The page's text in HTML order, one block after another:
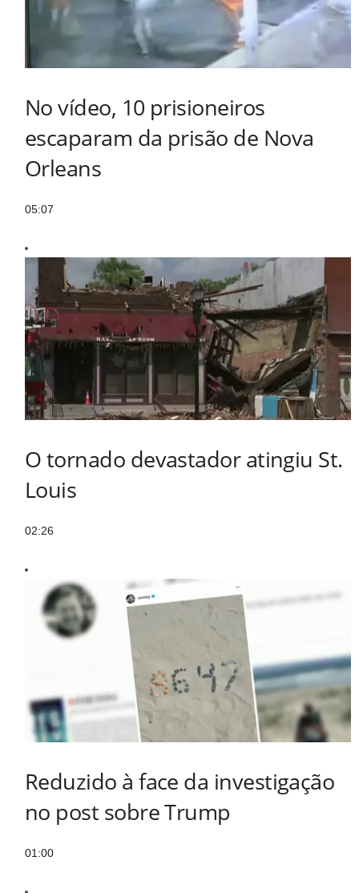
No vídeo, 10 prisioneiros
escaparam da prisão de Nova
Orleans
05:07
O tornado devastador atingiu St.
Louis
02:26
Reduzido à face da investigação
no post sobre Trump
01:00